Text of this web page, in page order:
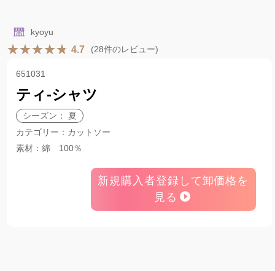
kyoyu
4.7 (28件のレビュー)
651031
ティ-シャツ
シーズン： 夏
カテゴリー：カットソー
素材：綿 100％
新規購入者登録して卸価格を
見る